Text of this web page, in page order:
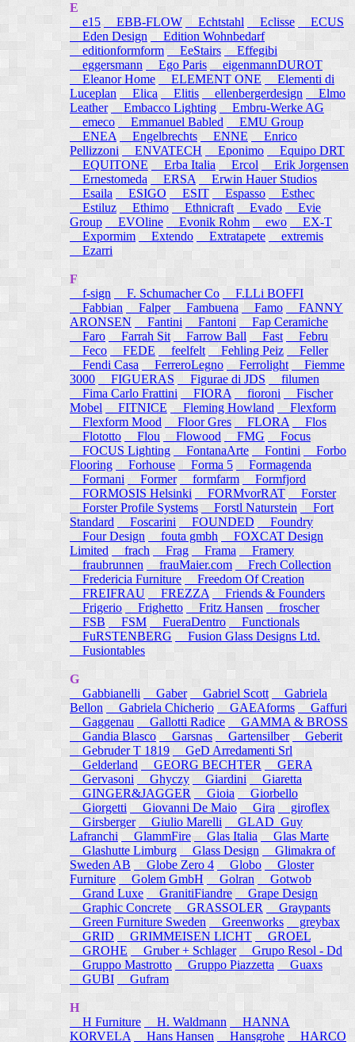
E
e15 EBB-FLOW Echtstahl Eclisse
ECUS
Eden Design
Edition Wohnbedarf
editionformform
EeStairs
Effegibi
eggersmann
Ego Paris
eigenmannDUROT
Eleanor Home
ELEMENT ONE
Elementi di
Luceplan
Elica Elitis ellenbergerdesign
Elmo
Leather
Embacco Lighting
Embru-Werke AG
emeco
Emmanuel Babled
EMU Group
ENEA
Engelbrechts ENNE
Enrico
Pellizzoni ENVATECH Eponimo
Equipo DRT
EQUITONE
Erba Italia Ercol
Erik Jorgensen
Ernestomeda
ERSA
Erwin Hauer Studios
Esaila
ESIGO ESIT Espasso
Esthec
Estiluz
Ethimo Ethnicraft Evado
Evie
Group
EVOline Evonik Rohm ewo
EX-T
Expormim
Extendo Extratapete
extremis
Ezarri
F
f-sign
F. Schumacher Co
F.LLi BOFFI
Fabbian
Falper Fambuena Famo
FANNY
ARONSEN
Fantini Fantoni
Fap Ceramiche
Faro
Farrah Sit Farrow Ball Fast
Febru
Feco
FEDE feelfelt Fehling Peiz
Feller
Fendi Casa
FerreroLegno Ferrolight
Fiemme
3000
FIGUERAS Figurae di JDS
filumen
Fima Carlo Frattini
FIORA fioroni
Fischer
Mobel
FITNICE Fleming Howland
Flexform
Flexform Mood
Floor Gres FLORA
Flos
Flototto
Flou Flowood FMG
Focus
FOCUS Lighting
FontanaArte Fontini
Forbo
Flooring
Forhouse Forma 5
Formagenda
Formani
Former formfarm
Formfjord
FORMOSIS Helsinki
FORMvorRAT
Forster
Forster Profile Systems
Forstl Naturstein
Fort
Standard
Foscarini FOUNDED
Foundry
Four Design
fouta gmbh
FOXCAT Design
Limited
frach Frag Frama
Framery
fraubrunnen
frauMaier.com
Frech Collection
Fredericia Furniture
Freedom Of Creation
FREIFRAU
FREZZA
Friends & Founders
Frigerio
Frighetto Fritz Hansen
froscher
FSB
FSM FueraDentro
Functionals
FuRSTENBERG
Fusion Glass Designs Ltd.
Fusiontables
G
Gabbianelli
Gaber Gabriel Scott
Gabriela
Bellon
Gabriela Chicherio GAEAforms
Gaffuri
Gaggenau
Gallotti Radice
GAMMA & BROSS
Gandia Blasco
Garsnas Gartensilber
Geberit
Gebruder T 1819
GeD Arredamenti Srl
Gelderland
GEORG BECHTER
GERA
Gervasoni
Ghyczy Giardini
Giaretta
GINGER&JAGGER
Gioia
Giorbello
Giorgetti
Giovanni De Maio Gira
giroflex
Girsberger
Giulio Marelli
GLAD_Guy
Lafranchi
GlammFire Glas Italia
Glas Marte
Glashutte Limburg
Glass Design
Glimakra of
Sweden AB
Globe Zero 4 Globo
Gloster
Furniture
Golem GmbH Golran
Gotwob
Grand Luxe
GranitiFiandre
Grape Design
Graphic Concrete
GRASSOLER
Graypants
Green Furniture Sweden
Greenworks
greybax
GRID
GRIMMEISEN LICHT
GROEL
GROHE
Gruber + Schlager
Grupo Resol - Dd
Gruppo Mastrotto
Gruppo Piazzetta
Guaxs
GUBI
Gufram
H
H Furniture
H. Waldmann
HANNA
KORVELA
Hans Hansen Hansgrohe HARCO